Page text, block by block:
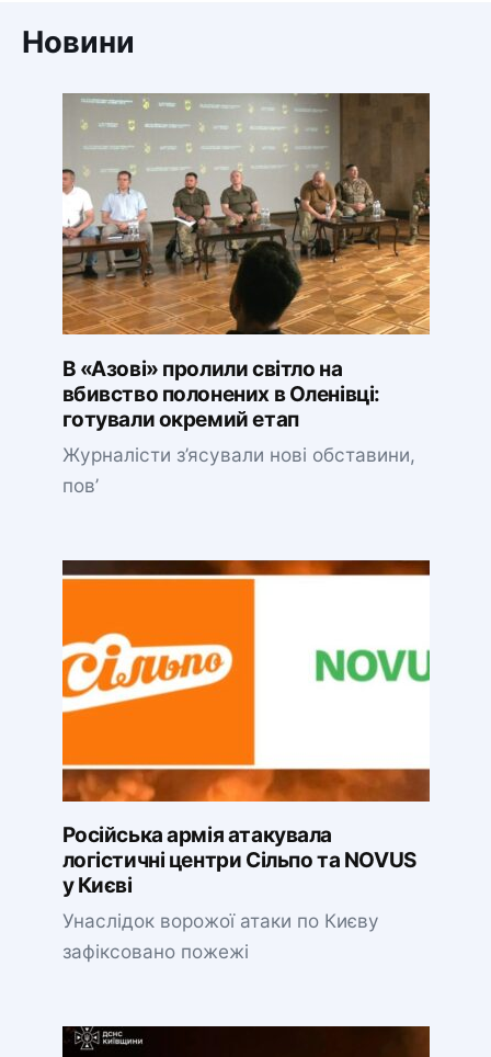
Новини
В «Азові» пролили світло на
вбивство полонених в Оленівці:
готували окремий етап
Журналісти з’ясували нові обставини,
пов’
Російська армія атакувала
логістичні центри Сільпо та NOVUS
у Києві
Унаслідок ворожої атаки по Києву
зафіксовано пожежі